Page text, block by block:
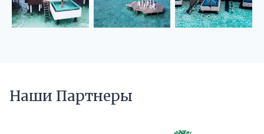
Наши Партнеры